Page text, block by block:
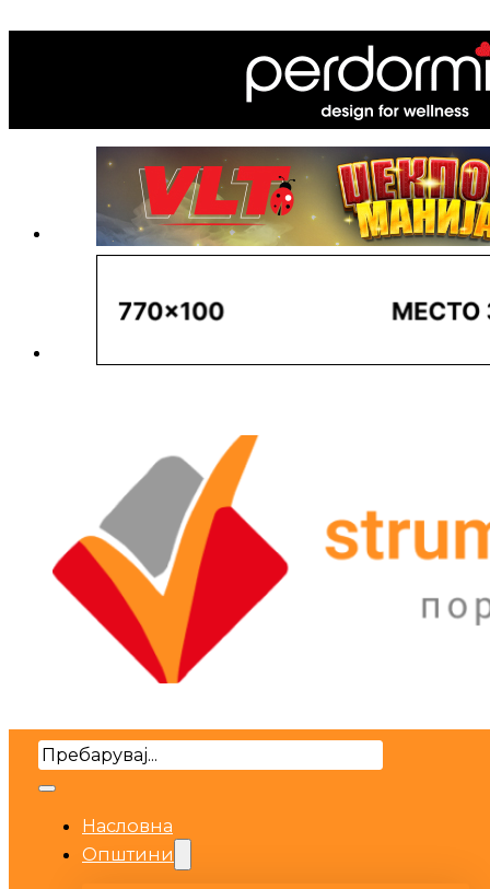
Search
Насловна
Општини